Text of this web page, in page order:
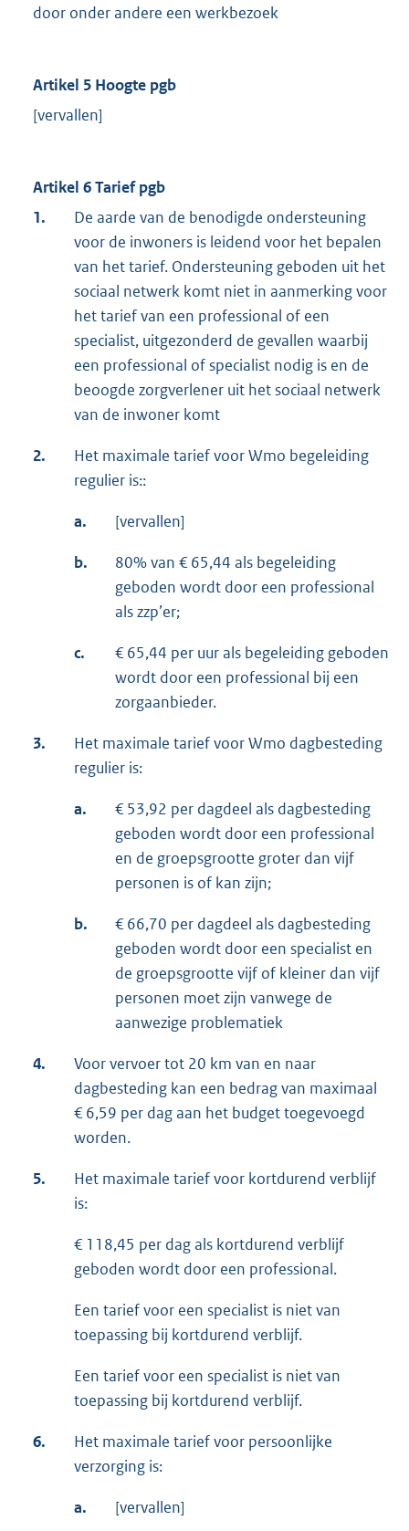
door onder andere een werkbezoek
Artikel 5 Hoogte pgb
[vervallen]
Artikel 6 Tarief pgb
1.
De aarde van de benodigde ondersteuning
voor de inwoners is leidend voor het bepalen
van het tarief. Ondersteuning geboden uit het
sociaal netwerk komt niet in aanmerking voor
het tarief van een professional of een
specialist, uitgezonderd de gevallen waarbij
een professional of specialist nodig is en de
beoogde zorgverlener uit het sociaal netwerk
van de inwoner komt
2.
Het maximale tarief voor Wmo begeleiding
regulier is::
a. [vervallen]
b.
80% van € 65,44 als begeleiding
geboden wordt door een professional
als zzp’er;
c.
€ 65,44 per uur als begeleiding geboden
wordt door een professional bij een
zorgaanbieder.
3.
Het maximale tarief voor Wmo dagbesteding
regulier is:
a.
€ 53,92 per dagdeel als dagbesteding
geboden wordt door een professional
en de groepsgrootte groter dan vijf
personen is of kan zijn;
b.
€ 66,70 per dagdeel als dagbesteding
geboden wordt door een specialist en
de groepsgrootte vijf of kleiner dan vijf
personen moet zijn vanwege de
aanwezige problematiek
4.
Voor vervoer tot 20 km van en naar
dagbesteding kan een bedrag van maximaal
€ 6,59 per dag aan het budget toegevoegd
worden.
5.
Het maximale tarief voor kortdurend verblijf
is:
€ 118,45 per dag als kortdurend verblijf
geboden wordt door een professional.
Een tarief voor een specialist is niet van
toepassing bij kortdurend verblijf.
Een tarief voor een specialist is niet van
toepassing bij kortdurend verblijf.
6.
Het maximale tarief voor persoonlijke
verzorging is:
a. [vervallen]